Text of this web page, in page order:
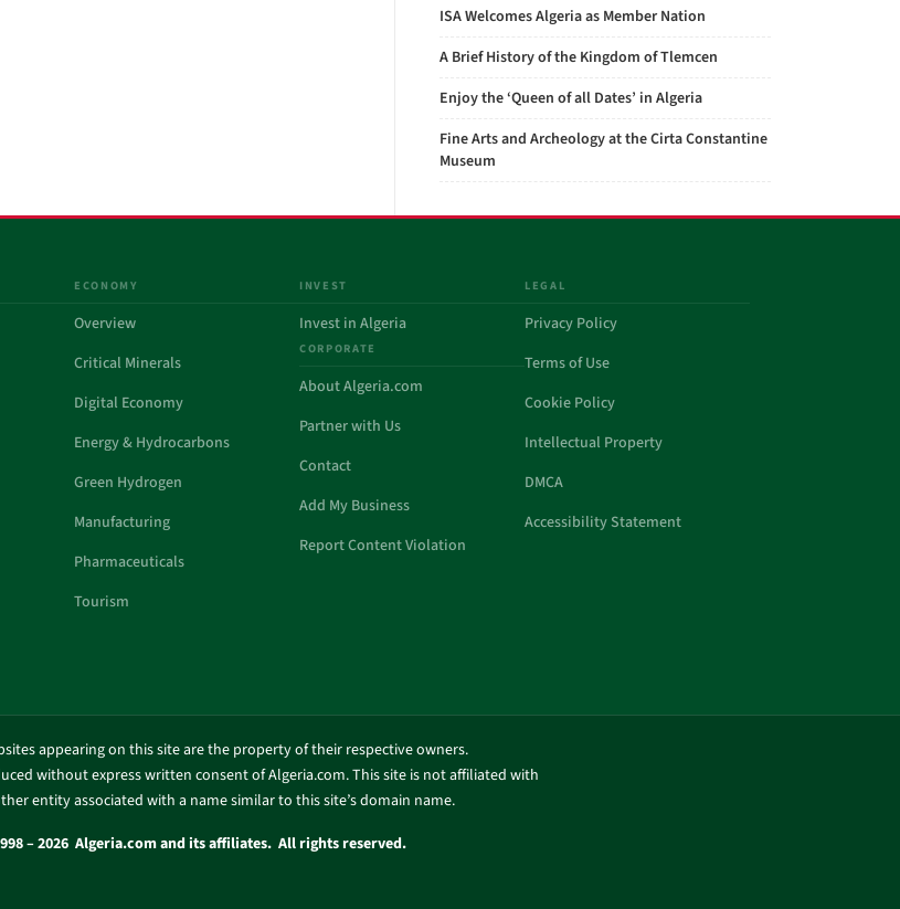
ISA Welcomes Algeria as Member Nation
A Brief History of the Kingdom of Tlemcen
Enjoy the ‘Queen of all Dates’ in Algeria
Fine Arts and Archeology at the Cirta Constantine
Museum
ECONOMY
Overview
Critical Minerals
Digital Economy
Energy & Hydrocarbons
Green Hydrogen
Manufacturing
Pharmaceuticals
Tourism
INVEST
Invest in Algeria
CORPORATE
About Algeria.com
Partner with Us
Contact
Add My Business
Report Content Violation
LEGAL
Privacy Policy
Terms of Use
Cookie Policy
Intellectual Property
DMCA
Accessibility Statement
appearing on this site are the property of their respective owners.
without express written consent of Algeria.com. This site is not affiliated with
entity associated with a name similar to this site’s domain name.
– 2026 Algeria.com and its affiliates. All rights reserved.